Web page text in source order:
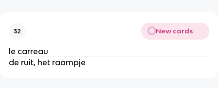
32 New cards
le carreau
de ruit, het raampje